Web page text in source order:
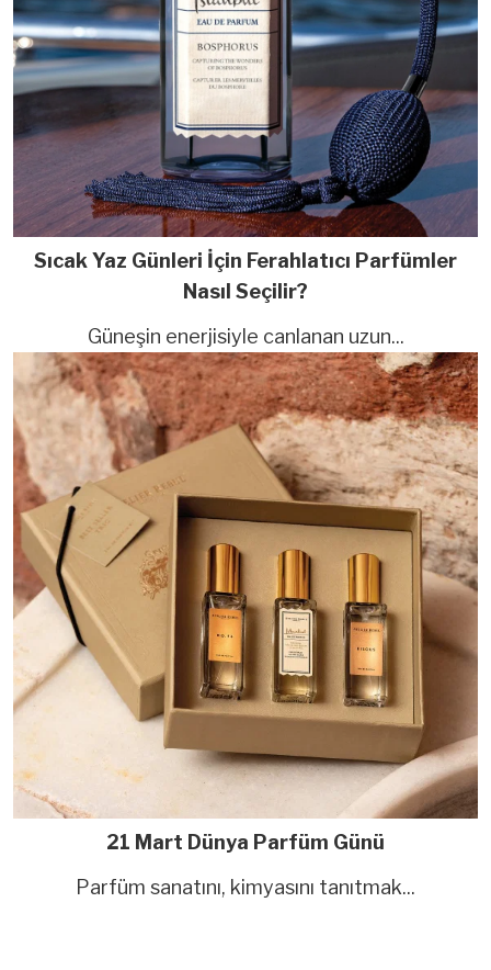
Sıcak Yaz Günleri İçin Ferahlatıcı Parfümler
Nasıl Seçilir?
Güneşin enerjisiyle canlanan uzun...
21 Mart Dünya Parfüm Günü
Parfüm sanatını, kimyasını tanıtmak...